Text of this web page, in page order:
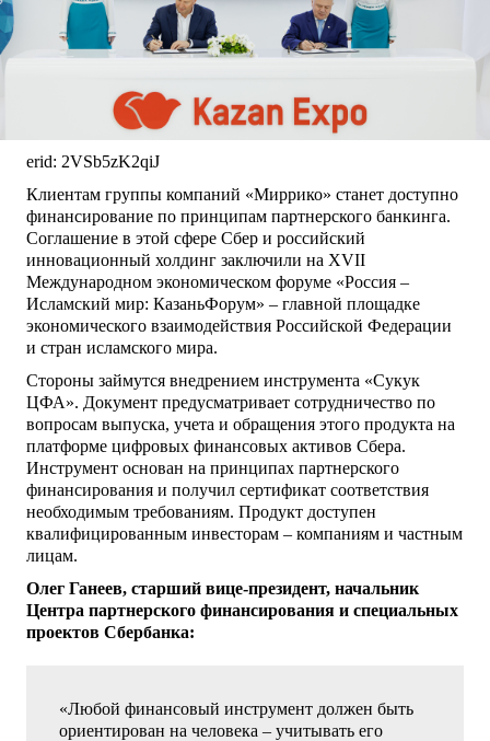
erid: 2VSb5zK2qiJ
Клиентам группы компаний «Миррико» станет доступно
финансирование по принципам партнерского банкинга.
Соглашение в этой сфере Сбер и российский
инновационный холдинг заключили на XVII
Международном экономическом форуме «Россия –
Исламский мир: КазаньФорум» – главной площадке
экономического взаимодействия Российской Федерации
и стран исламского мира.
Стороны займутся внедрением инструмента «Сукук
ЦФА». Документ предусматривает сотрудничество по
вопросам выпуска, учета и обращения этого продукта на
платформе цифровых финансовых активов Сбера.
Инструмент основан на принципах партнерского
финансирования и получил сертификат соответствия
необходимым требованиям. Продукт доступен
квалифицированным инвесторам – компаниям и частным
лицам.
Олег Ганеев, старший вице-президент, начальник
Центра партнерского финансирования и специальных
проектов Сбербанка:
«Любой финансовый инструмент должен быть
ориентирован на человека – учитывать его